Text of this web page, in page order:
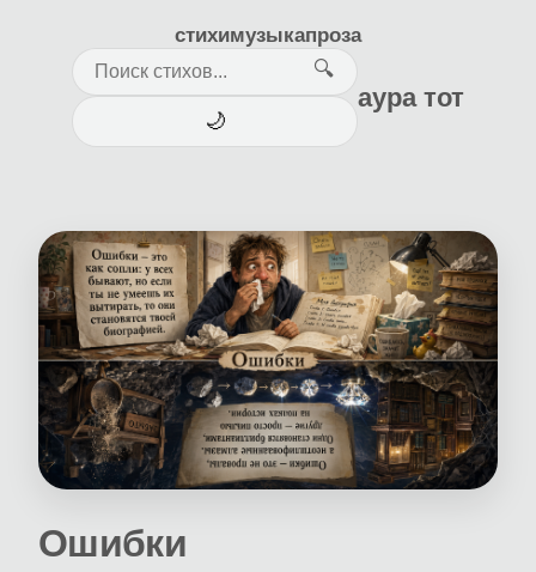
стихимузыкапроза
🔍
🌙
аура тот
Ошибки